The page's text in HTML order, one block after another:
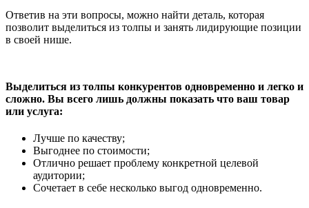
Ответив на эти вопросы, можно найти деталь, которая
позволит выделиться из толпы и занять лидирующие позиции
в своей нише.
Выделиться из толпы конкурентов одновременно и легко и
сложно. Вы всего лишь должны показать что ваш товар
или услуга:
Лучше по качеству;
Выгоднее по стоимости;
Отлично решает проблему конкретной целевой
аудитории;
Сочетает в себе несколько выгод одновременно.